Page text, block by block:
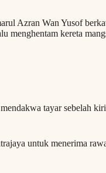
Azran Wan Yusof
menghentam kereta
tayar sebelah
untuk menerima